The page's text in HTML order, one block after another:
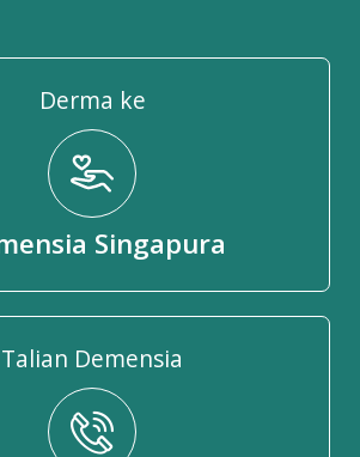
Derma ke
Singapura
Talian Demensia